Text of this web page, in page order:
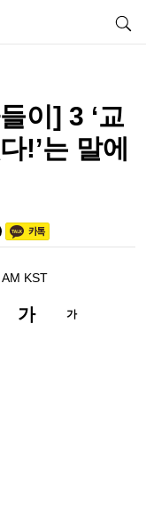
이] 3 ‘교
!’는 말에
KST
가 가